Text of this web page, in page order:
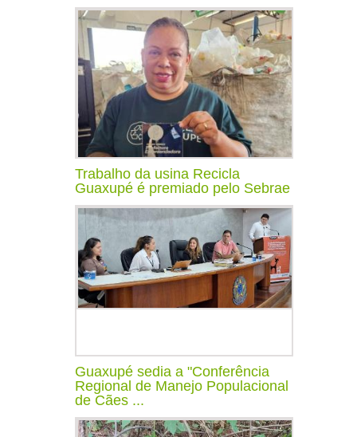
Trabalho da usina Recicla
Guaxupé é premiado pelo Sebrae
Guaxupé sedia a "Conferência
Regional de Manejo Populacional
de Cães ...